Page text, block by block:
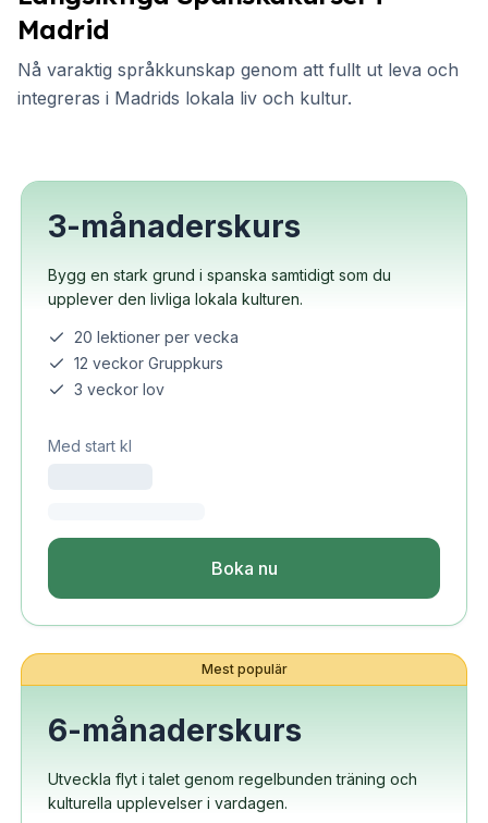
Madrid
Nå varaktig språkkunskap genom att fullt ut leva och
integreras i Madrids lokala liv och kultur.
3-månaderskurs
Bygg en stark grund i spanska samtidigt som du
upplever den livliga lokala kulturen.
20 lektioner per vecka
12 veckor Gruppkurs
3 veckor lov
Med start kl
Boka nu
Mest populär
6-månaderskurs
Utveckla flyt i talet genom regelbunden träning och
kulturella upplevelser i vardagen.